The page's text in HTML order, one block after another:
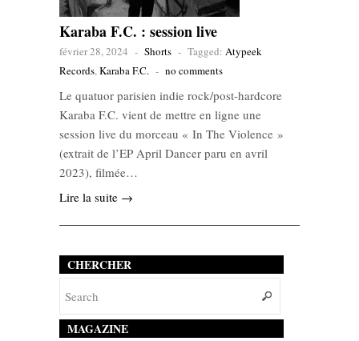
Karaba F.C. : session live
février 28, 2024 - Shorts - Tagged: Atypeek
Records,Karaba F.C. - no comments
Le quatuor parisien indie rock/post-hardcore
Karaba F.C. vient de mettre en ligne une
session live du morceau « In The Violence »
(extrait de l’EP April Dancer paru en avril
2023), filmée…
Lire la suite →
CHERCHER
MAGAZINE